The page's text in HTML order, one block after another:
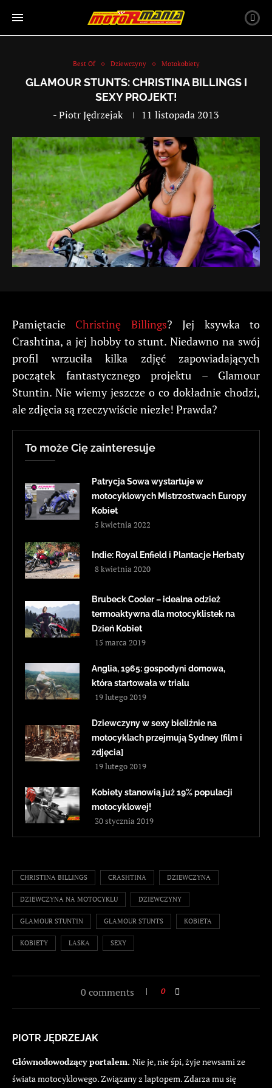
Best Of Dziewczyny Motokobiety
GLAMOUR STUNTS: CHRISTINA BILLINGS I
SEXY PROJEKT!
-Piotr Jędrzejak 11 listopada 2013
Pamiętacie Christinę Billings? Jej ksywka to
Crashtina, a jej hobby to stunt. Niedawno na swój
profil wrzuciła kilka zdjęć zapowiadających
początek fantastycznego projektu – Glamour
Stuntin. Nie wiemy jeszcze o co dokładnie chodzi,
ale zdjęcia są rzeczywiście niezłe! Prawda?
To może Cię zainteresuje
Patrycja Sowa wystartuje w
motocyklowych Mistrzostwach Europy
Kobiet
5 kwietnia 2022
Indie: Royal Enfield i Plantacje Herbaty
8 kwietnia 2020
Brubeck Cooler – idealna odzież
termoaktywna dla motocyklistek na
Dzień Kobiet
15 marca 2019
Anglia, 1965: gospodyni domowa,
która startowała w trialu
19 lutego 2019
Dziewczyny w sexy bieliźnie na
motocyklach przejmują Sydney [film i
zdjęcia]
19 lutego 2019
Kobiety stanowią już 19% populacji
motocyklowej!
30 stycznia 2019
CHRISTINA BILLINGS CRASHTINA DZIEWCZYNA
DZIEWCZYNA NA MOTOCYKLU DZIEWCZYNY
GLAMOUR STUNTIN GLAMOUR STUNTS KOBIETA
KOBIETY LASKA SEXY
0 comments 0
PIOTR JĘDRZEJAK
Głównodowodzący portalem. Nie je, nie śpi, żyje newsami ze
świata motocyklowego. Związany z laptopem. Zdarza mu się